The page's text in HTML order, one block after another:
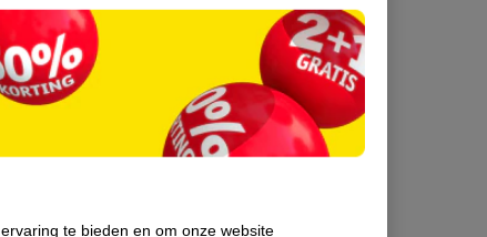
te bieden en om onze website